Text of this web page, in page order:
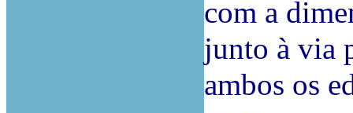
com a
junto à via
ambos os